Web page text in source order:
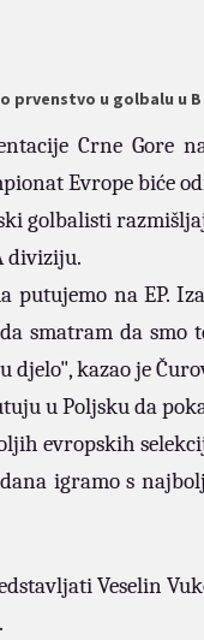
prvenstvo u golbalu u
Crne Gore
Evrope biće
golbalisti
diviziju.
putujemo na EP.
smatram da smo
djelo", kazao je
u Poljsku da
evropskih
igramo s
Veselin